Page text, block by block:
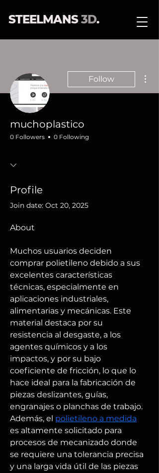
STEELMANS3D.
Follow
muchoplastico
0 Followers 0 Following
Profile
Join date: Oct 20, 2025
About
Muchos usuarios deciden
comprar polietileno debido a sus
excelentes características
técnicas, especialmente en
aplicaciones industriales,
alimentarias y mecánicas. Este
material destaca por su
resistencia al desgaste, a los
agentes químicos y a los
impactos, y por su bajo
coeficiente de fricción, lo que lo
hace ideal para la fabricación de
piezas deslizantes, guías,
engranajes o planchas de trabajo.
Además, el polietileno a medida
es altamente solicitado para
procesos de mecanizado donde
se requiere una tolerancia precisa
y una larga vida útil de las piezas